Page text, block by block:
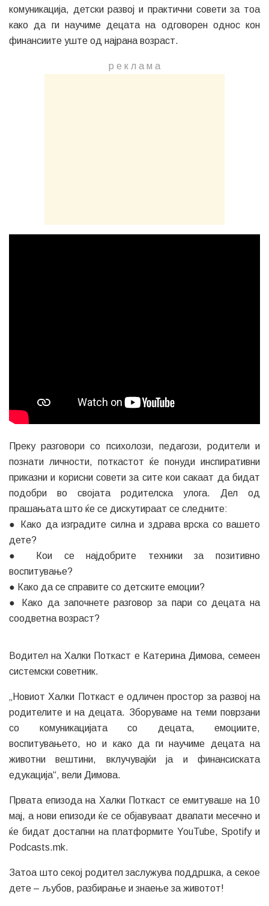
комуникација, детски развој и практични совети за тоа
како да ги научиме децата на одговорен однос кон
финансиите уште од најрана возраст.
р е к л а м a
Преку разговори со психолози, педагози, родители и
познати личности, поткастот ќе понуди инспиративни
приказни и корисни совети за сите кои сакаат да бидат
подобри во својата родителска улога. Дел од
прашањата што ќе се дискутираат се следните:
● Како да изградите силна и здрава врска со вашето
дете?
● Кои се најдобрите техники за позитивно
воспитување?
● Како да се справите со детските емоции?
● Како да започнете разговор за пари со децата на
соодветна возраст?
Водител на Халки Поткаст е Катерина Димова, семеен
системски советник.
„Новиот Халки Поткаст е одличен простор за развој на
родителите и на децата. Зборуваме на теми поврзани
со комуникацијата со децата, емоциите,
воспитувањето, но и како да ги научиме децата на
животни вештини, вклучувајќи ја и финансиската
едукација“, вели Димова.
Првата епизода на Халки Поткаст се емитуваше на 10
мај, а нови епизоди ќе се објавуваат двапати месечно и
ќе бидат достапни на платформите YouTube, Spotify и
Podcasts.mk.
Затоа што секој родител заслужува поддршка, а секое
дете – љубов, разбирање и знаење за животот!